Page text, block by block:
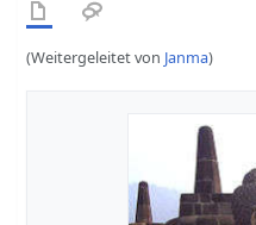
(Weitergeleitet von Janma)